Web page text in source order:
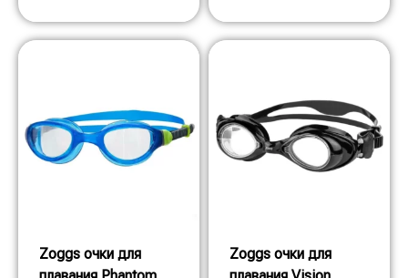
Zoggs очки для
Zoggs очки для